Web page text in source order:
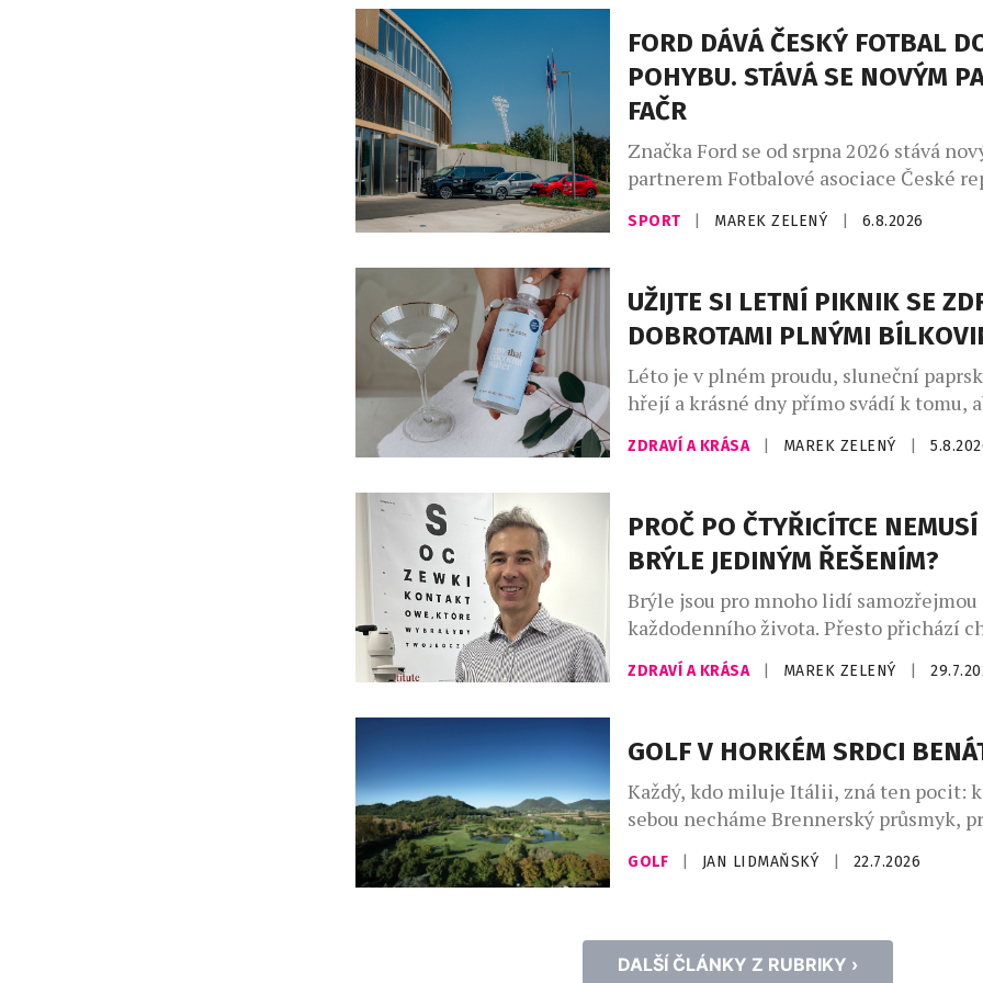
FORD DÁVÁ ČESKÝ FOTBAL
POHYBU. STÁVÁ SE NOVÝM
FAČR
Značka Ford se od srpna 2026 stává
partnerem Fotbalové asociace České
rámci tříleté spolupráce zajistí mobilitu
reprezentačních týmů i českého fotbalu
fotbal do pohybu“, propojuje praktickou
ambicí podílet se na dlouhodobé
fotbalového prostředí. Ford vstupuje do
fotbalu v […]
SPORT MAREK ZELENÝ 6.8.2026
UŽIJTE SI LETNÍ PIKNIK SE
DOBROTAMI PLNÝMI
Léto je v plném proudu, sluneční
hřejí a krásné dny přímo svádí k tomu,
trávili čas venku. A co k pravému létu
dokonalý piknik a dobré a zdravé
inovátorů a milovníků zdravého
Atrey a Kateřina Rae. […]
ZDRAVÍ A KRÁSA MAREK ZELENÝ
PROČ PO ČTYŘICÍTCE
BRÝLE JEDINÝM ŘEŠENÍM?
Brýle jsou pro mnoho lidí samozřejmou
každodenního života. Přesto přichází
začnou být spíše omezením než
Zejména po čtyřicítce, kdy se objevuje
zaostřovat na blízko, mnoho lidí
několika párů brýlí není vždy
Paradoxně si řada z nich ani
ZDRAVÍ A KRÁSA MAREK ZELENÝ
GOLF V HORKÉM SRDCI
Každý, kdo miluje Itálii, zná ten pocit:
sebou necháme Brennerský průsmyk,
Alpy, a hory najednou vystřídá naprostá
sahá až k horizontu – a zde už začíná
dohodil jižně od Padovy […]
GOLF JAN LIDMAŇSKÝ 22.7.2026
DALŠÍ ČLÁNKY Z RUBRIKY ›